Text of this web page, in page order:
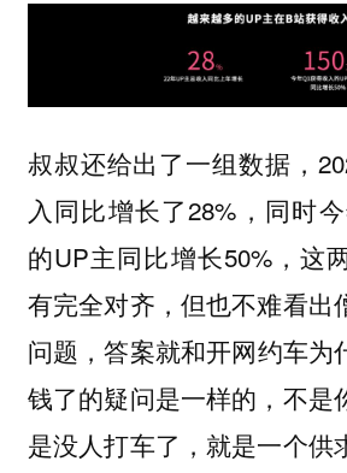
叔叔还给出了一组数据，
入同比增长了28%，同时
的UP主同比增长50%，这
有完全对齐，但也不难看出
问题，答案就和开网约车为
钱了的疑问是一样的，不是
是没人打车了，就是一个供